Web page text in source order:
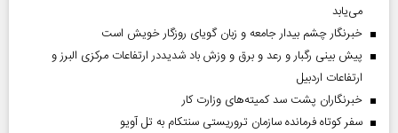
می‌یابد
خبرنگار چشم بیدار جامعه و زبان گویای روزگار خویش است
پیش بینی رگبار و رعد و برق و وزش باد شدیددر ارتفاعات مرکزی البرز و
ارتفاعات اردبیل
خبرنگاران پشت سد کمیته‌های وزارت کار
سفر کوتاه فرمانده سازمان تروریستی سنتکام به تل آویو